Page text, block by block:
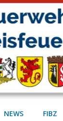
NEWS FIBZ